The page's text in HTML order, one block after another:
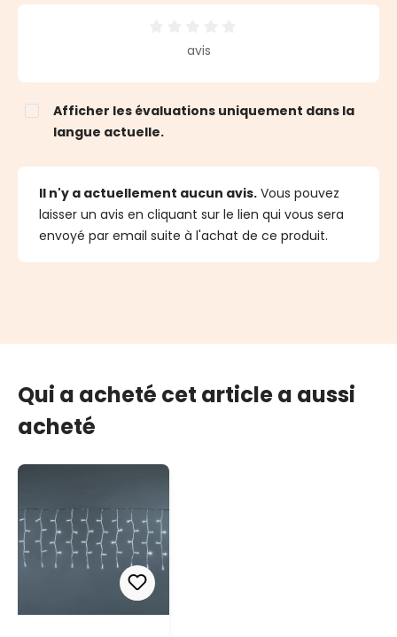
Note moyenne de 0 sur 5 étoiles
avis
Afficher les évaluations uniquement dans la
langue actuelle.
Il n'y a actuellement aucun avis. Vous pouvez
laisser un avis en cliquant sur le lien qui vous sera
envoyé par email suite à l'achat de ce produit.
Qui a acheté cet article a aussi
acheté